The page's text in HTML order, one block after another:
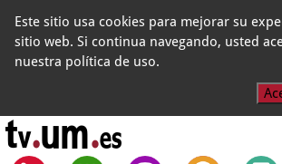
Este sitio usa cookies para mejorar su
sitio web. Si continua navegando, usted
nuestra política de uso.